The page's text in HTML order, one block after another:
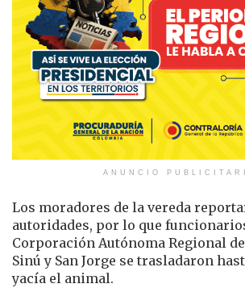
ANUNCIO
Los moradores de la vereda
autoridades, por lo que
Corporación Autónoma Regional
Sinú y San Jorge se trasladaron
yacía el animal.